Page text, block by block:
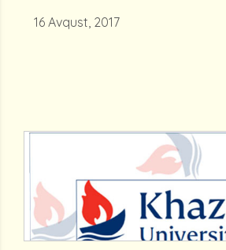
16 Avqust, 2017